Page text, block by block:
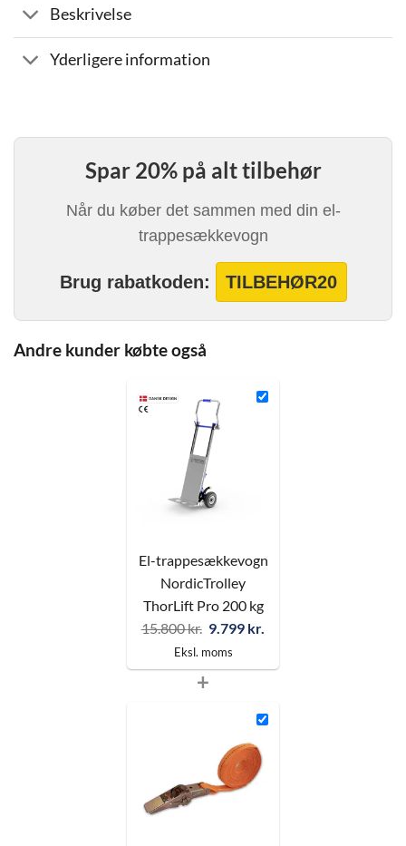
Beskrivelse
Yderligere information
Spar 20% på alt tilbehør
Når du køber det sammen med din el-
trappesækkevogn
Brug rabatkoden: TILBEHØR20
Andre kunder købte også
El-trappesækkevogn
NordicTrolley
ThorLift Pro 200 kg
15.800kr. Original
price
was:
9.799 kr.
is:
Eksl. moms
+